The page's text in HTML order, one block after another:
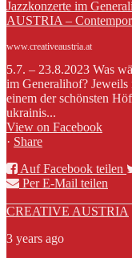
Jazzkonzerte im
AUSTRIA –
www.creativeaustria.at
5.7. – 23.8.2023 Was
im Generalihof?
einem der schönsten
ukrainis...
View on Facebook
· Share
Auf Facebook teilen
Per E-Mail teilen
CREATIVE AUSTRIA
3 years ago